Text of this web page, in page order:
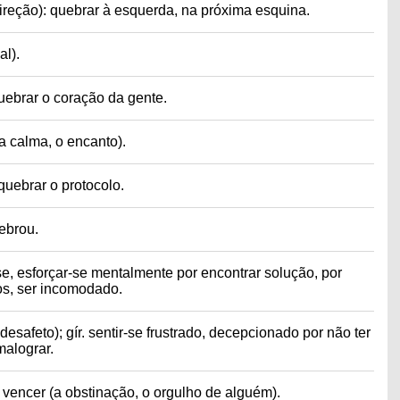
quebrar à esquerda, na próxima esquina.
o coração da gente.
calma, o encanto).
o protocolo.
esforçar-se mentalmente por encontrar solução, por
ser incomodado.
gír. sentir-se frustrado, decepcionado por não ter
(a obstinação, o orgulho de alguém).